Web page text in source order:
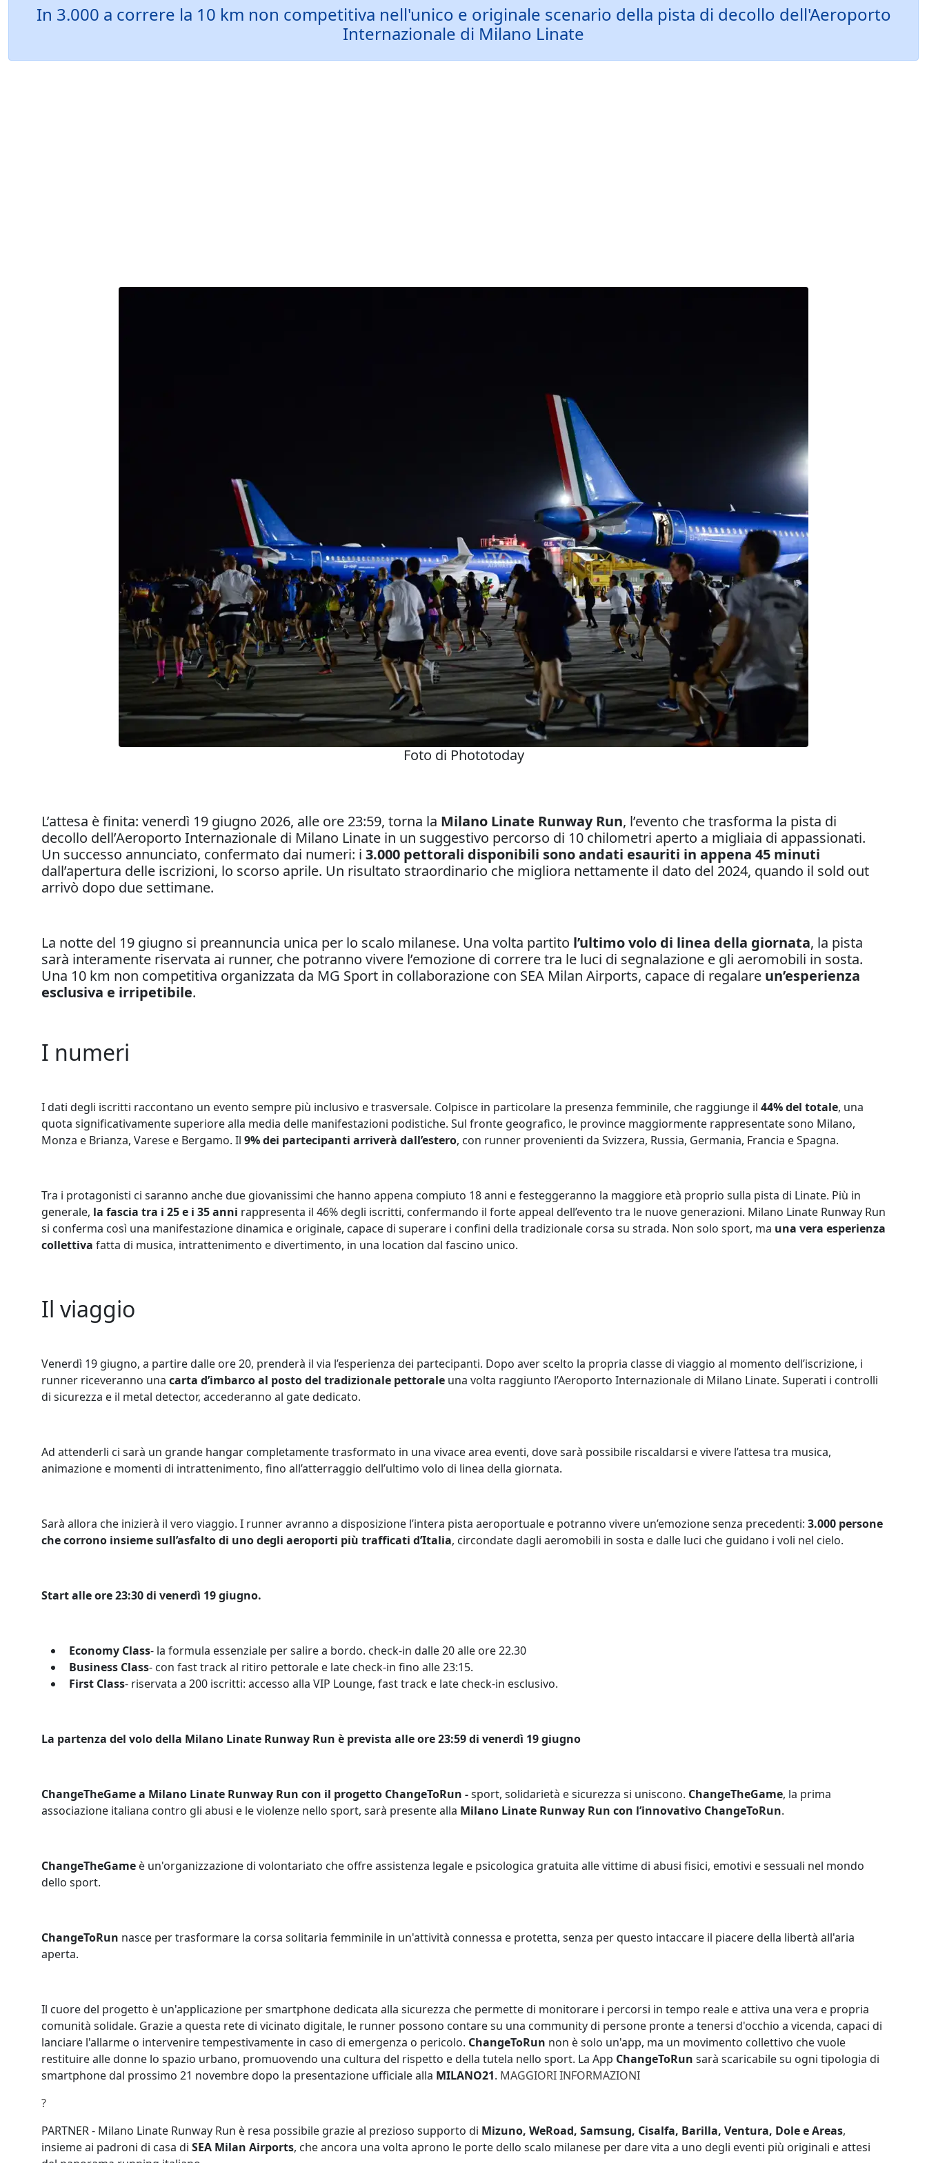
In 3.000 a correre la 10 km non competitiva nell'unico e originale scenario della pista di decollo dell'Aeroporto
Internazionale di Milano Linate
Foto di Phototoday
L’attesa è finita: venerdì 19 giugno 2026, alle ore 23:59, torna la Milano Linate Runway Run, l’evento che trasforma la pista di
decollo dell’Aeroporto Internazionale di Milano Linate in un suggestivo percorso di 10 chilometri aperto a migliaia di appassionati.
Un successo annunciato, confermato dai numeri: i 3.000 pettorali disponibili sono andati esauriti in appena 45 minuti
dall’apertura delle iscrizioni, lo scorso aprile. Un risultato straordinario che migliora nettamente il dato del 2024, quando il sold out
arrivò dopo due settimane.
La notte del 19 giugno si preannuncia unica per lo scalo milanese. Una volta partito l’ultimo volo di linea della giornata, la pista
sarà interamente riservata ai runner, che potranno vivere l’emozione di correre tra le luci di segnalazione e gli aeromobili in sosta.
Una 10 km non competitiva organizzata da MG Sport in collaborazione con SEA Milan Airports, capace di regalare un’esperienza
esclusiva e irripetibile.
I numeri
I dati degli iscritti raccontano un evento sempre più inclusivo e trasversale. Colpisce in particolare la presenza femminile, che raggiunge il 44% del totale, una
quota significativamente superiore alla media delle manifestazioni podistiche. Sul fronte geografico, le province maggiormente rappresentate sono Milano,
Monza e Brianza, Varese e Bergamo. Il 9% dei partecipanti arriverà dall’estero, con runner provenienti da Svizzera, Russia, Germania, Francia e Spagna.
Tra i protagonisti ci saranno anche due giovanissimi che hanno appena compiuto 18 anni e festeggeranno la maggiore età proprio sulla pista di Linate. Più in
generale, la fascia tra i 25 e i 35 anni rappresenta il 46% degli iscritti, confermando il forte appeal dell’evento tra le nuove generazioni. Milano Linate Runway Run
si conferma così una manifestazione dinamica e originale, capace di superare i confini della tradizionale corsa su strada. Non solo sport, ma una vera esperienza
collettiva fatta di musica, intrattenimento e divertimento, in una location dal fascino unico.
Il viaggio
Venerdì 19 giugno, a partire dalle ore 20, prenderà il via l’esperienza dei partecipanti. Dopo aver scelto la propria classe di viaggio al momento dell’iscrizione, i
runner riceveranno una carta d’imbarco al posto del tradizionale pettorale una volta raggiunto l’Aeroporto Internazionale di Milano Linate. Superati i controlli
di sicurezza e il metal detector, accederanno al gate dedicato.
Ad attenderli ci sarà un grande hangar completamente trasformato in una vivace area eventi, dove sarà possibile riscaldarsi e vivere l’attesa tra musica,
animazione e momenti di intrattenimento, fino all’atterraggio dell’ultimo volo di linea della giornata.
Sarà allora che inizierà il vero viaggio. I runner avranno a disposizione l’intera pista aeroportuale e potranno vivere un’emozione senza precedenti: 3.000 persone
che corrono insieme sull’asfalto di uno degli aeroporti più trafficati d’Italia, circondate dagli aeromobili in sosta e dalle luci che guidano i voli nel cielo.
Start alle ore 23:30 di venerdì 19 giugno.
Economy Class- la formula essenziale per salire a bordo. check-in dalle 20 alle ore 22.30
Business Class- con fast track al ritiro pettorale e late check-in fino alle 23:15.
First Class- riservata a 200 iscritti: accesso alla VIP Lounge, fast track e late check-in esclusivo.
La partenza del volo della Milano Linate Runway Run è prevista alle ore 23:59 di venerdì 19 giugno
ChangeTheGame a Milano Linate Runway Run con il progetto ChangeToRun -sport, solidarietà e sicurezza si uniscono. ChangeTheGame, la prima
associazione italiana contro gli abusi e le violenze nello sport, sarà presente alla Milano Linate Runway Run con l’innovativo ChangeToRun.
ChangeTheGame è un'organizzazione di volontariato che offre assistenza legale e psicologica gratuita alle vittime di abusi fisici, emotivi e sessuali nel mondo
dello sport.
ChangeToRun nasce per trasformare la corsa solitaria femminile in un'attività connessa e protetta, senza per questo intaccare il piacere della libertà all'aria
aperta.
Il cuore del progetto è un'applicazione per smartphone dedicata alla sicurezza che permette di monitorare i percorsi in tempo reale e attiva una vera e propria
comunità solidale. Grazie a questa rete di vicinato digitale, le runner possono contare su una community di persone pronte a tenersi d'occhio a vicenda, capaci di
lanciare l'allarme o intervenire tempestivamente in caso di emergenza o pericolo. ChangeToRun non è solo un'app, ma un movimento collettivo che vuole
restituire alle donne lo spazio urbano, promuovendo una cultura del rispetto e della tutela nello sport. La App ChangeToRun sarà scaricabile su ogni tipologia di
smartphone dal prossimo 21 novembre dopo la presentazione ufficiale alla MILANO21. MAGGIORI INFORMAZIONI
?
PARTNER - Milano Linate Runway Run è resa possibile grazie al prezioso supporto di Mizuno, WeRoad, Samsung, Cisalfa, Barilla, Ventura, Dole e Areas,
insieme ai padroni di casa di SEA Milan Airports, che ancora una volta aprono le porte dello scalo milanese per dare vita a uno degli eventi più originali e attesi